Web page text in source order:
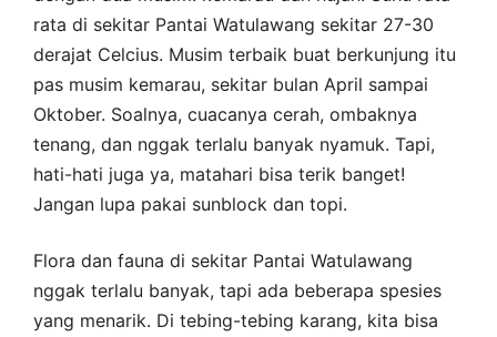
rata di sekitar Pantai Watulawang sekitar 27-30
derajat Celcius. Musim terbaik buat berkunjung itu
pas musim kemarau, sekitar bulan April sampai
Oktober. Soalnya, cuacanya cerah, ombaknya
tenang, dan nggak terlalu banyak nyamuk. Tapi,
hati-hati juga ya, matahari bisa terik banget!
Jangan lupa pakai sunblock dan topi.
Flora dan fauna di sekitar Pantai Watulawang
nggak terlalu banyak, tapi ada beberapa spesies
yang menarik. Di tebing-tebing karang, kita bisa